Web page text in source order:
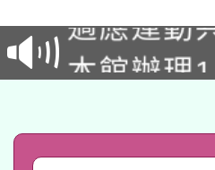
招甄選結
招)
本館辦理
礎課程